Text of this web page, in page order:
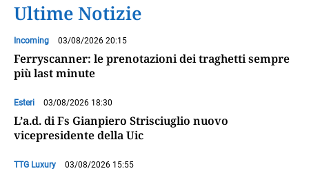
Ultime Notizie
Incoming 03/08/2026 20:15
Ferryscanner: le prenotazioni dei traghetti sempre
più last minute
Esteri 03/08/2026 18:30
L’a.d. di Fs Gianpiero Strisciuglio nuovo
vicepresidente della Uic
TTG Luxury 03/08/2026 15:55